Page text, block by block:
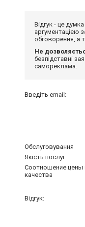
Відгук - це
аргументацією
обговорення, а
Не
безпідставні
самореклама.
Введіть email:
Обслуговування
Якість послуг
Соотношение цены
качества
Відгук: